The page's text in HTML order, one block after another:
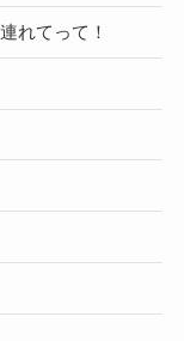
れてって！